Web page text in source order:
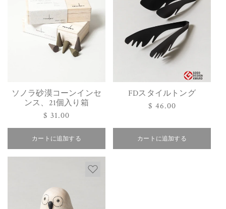
ソノラ砂漠コーンインセ
ンス、21個入り箱
通
常
価
格
$ 31.00
カートに追加する
FDスタイルトング
通
価
格
$ 46.00
カートに追加する